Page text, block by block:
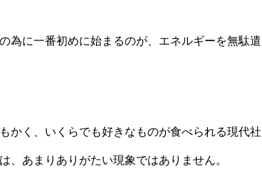
為に一番初めに始まるのが、エネルギーを無駄遣
かく、いくらでも好きなものが食べられる現代社
、あまりありがたい現象ではありません。